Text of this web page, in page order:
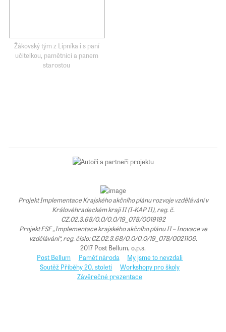
Žákovský tým z Lipníka i s paní
učitelkou, pamětnicí a panem
starostou
Projekt Implementace Krajského akčního plánu rozvoje vzdělávání v
Královéhradeckém kraji II (I-KAP II), reg. č.
CZ.02.3.68/0.0/0.0/19_078/0019192
Projekt ESF „Implementace krajského akčního plánu II – Inovace ve
vzdělávání“, reg. číslo: CZ.02.3.68/0.0/0.0/19_078/0021106.
2017 Post Bellum, o.p.s.
Post Bellum
Paměť národa
My jsme to nevzdali
Soutěž Příběhy 20. století
Workshopy pro školy
Závěrečné prezentace